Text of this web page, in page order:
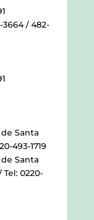
3664 / 482-
Santa
493-1719
Santa
Tel: 0220-